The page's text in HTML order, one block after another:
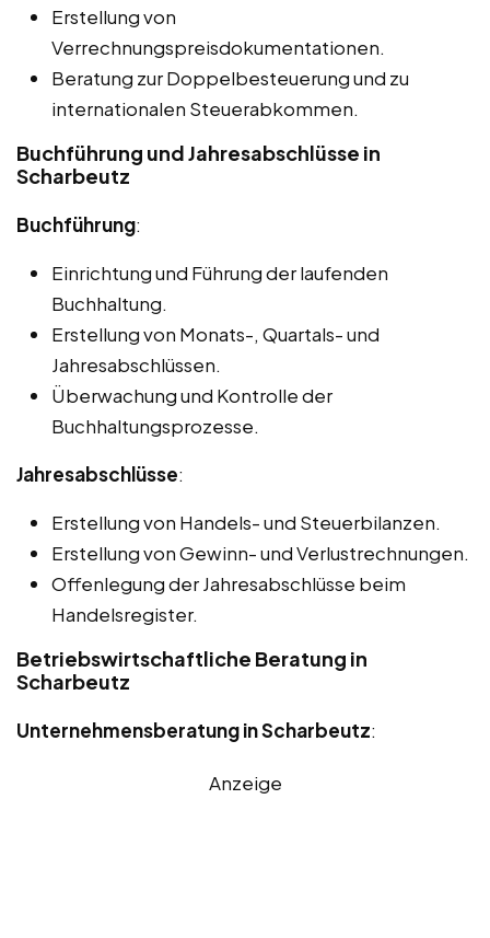
Erstellung von
Verrechnungspreisdokumentationen.
Beratung zur Doppelbesteuerung und zu
internationalen Steuerabkommen.
Buchführung und Jahresabschlüsse in
Scharbeutz
Buchführung:
Einrichtung und Führung der laufenden
Buchhaltung.
Erstellung von Monats-, Quartals- und
Jahresabschlüssen.
Überwachung und Kontrolle der
Buchhaltungsprozesse.
Jahresabschlüsse:
Erstellung von Handels- und Steuerbilanzen.
Erstellung von Gewinn- und Verlustrechnungen.
Offenlegung der Jahresabschlüsse beim
Handelsregister.
Betriebswirtschaftliche Beratung in
Scharbeutz
Unternehmensberatung in Scharbeutz:
Anzeige